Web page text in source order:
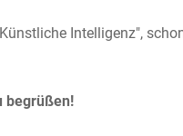
Intelligenz",
begrüßen!